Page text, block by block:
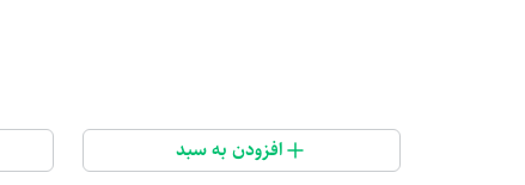
افزودن به سبد